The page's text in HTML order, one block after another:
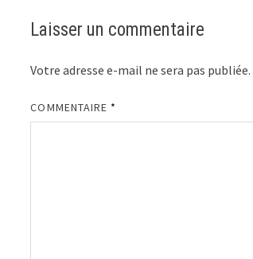
Laisser un commentaire
Votre adresse e-mail ne sera pas publiée.
COMMENTAIRE *